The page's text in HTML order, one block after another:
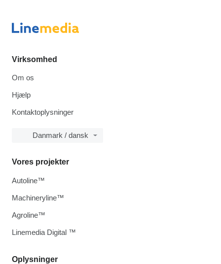
Virksomhed
Om os
Hjælp
Kontaktoplysninger
Danmark / dansk
Oplysninger
Vores projekter
Autoline™
Machineryline™
Agroline™
Linemedia Digital ™